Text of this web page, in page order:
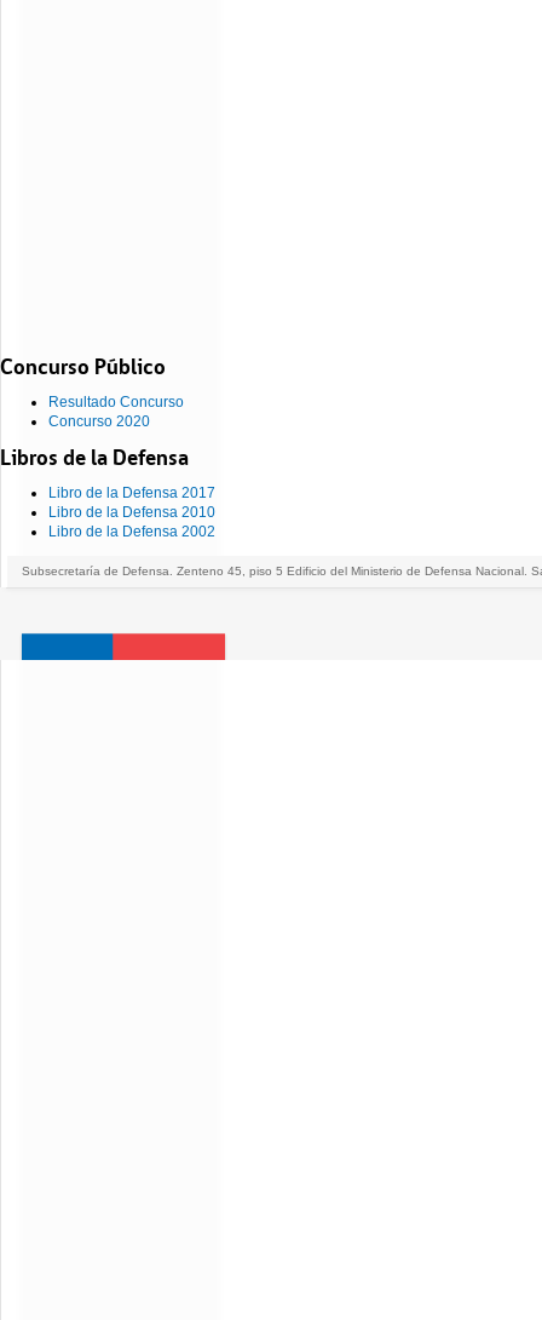
Concurso Público
Resultado Concurso
Concurso 2020
Libros de la Defensa
Libro de la Defensa 2017
Libro de la Defensa 2010
Libro de la Defensa 2002
Subsecretaría de Defensa. Zenteno 45, piso 5 Edificio del Ministerio de Defensa Nacional.